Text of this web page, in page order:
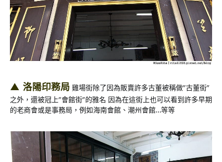
▲ 洛陽印務局 雞場街除了因為販賣許多古董被稱做”古董街”
之外，還被冠上”會館街”的雅名 因為在這街上也可以看到許多早期
的老商會或是事務局，例如海南會館、潮州會館…等等